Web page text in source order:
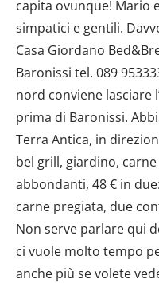
capita ovunque! Mario
simpatici e gentili.
Casa Giordano
Baronissi tel. 089
nord conviene lasciare
prima di Baronissi.
Terra Antica, in
bel grill, giardino,
abbondanti, 48 € in
carne pregiata, due
Non serve parlare qui
ci vuole molto tempo
anche più se volete